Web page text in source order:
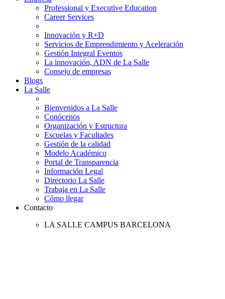
Professional y Executive Education
Career Services
Innovación y R+D
Servicios de Emprendimiento y Aceleración
Gestión Integral Eventos
La innovación, ADN de La Salle
Consejo de empresas
Blogs
La Salle
Bienvenidos a La Salle
Conócenos
Organización y Estructura
Escuelas y Facultades
Gestión de la calidad
Modelo Académico
Portal de Transparencia
Información Legal
Directorio La Salle
Trabaja en La Salle
Cómo llegar
Contacto
LA SALLE CAMPUS BARCELONA